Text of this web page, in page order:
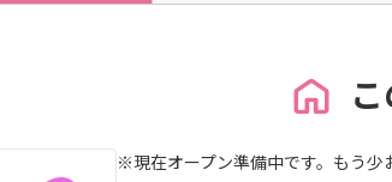
※現在オープン準備中です。もう少